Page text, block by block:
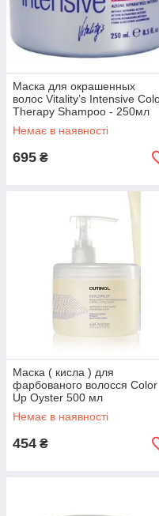
Маска для окрашенных
волос Vitality’s Intensive
Therapy Shampoo - 250мл
Немає в наявності
695 ₴
Маска ( кисла ) для
фарбованого волосся Color
Up Oyster 500 мл
Немає в наявності
454 ₴